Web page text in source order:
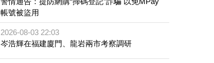
帳號被盜用
2026-08-03 22:03
岑浩輝在福建廈門、龍岩兩市考察調研